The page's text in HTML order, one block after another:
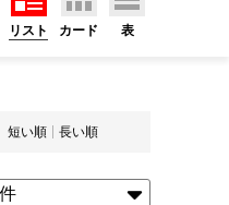
リスト カード 表
短い順 長い順